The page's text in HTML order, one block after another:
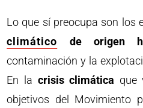
Lo que sí preocupa son los
climático de origen
contaminación y la
En la crisis climática que
objetivos del Movimiento